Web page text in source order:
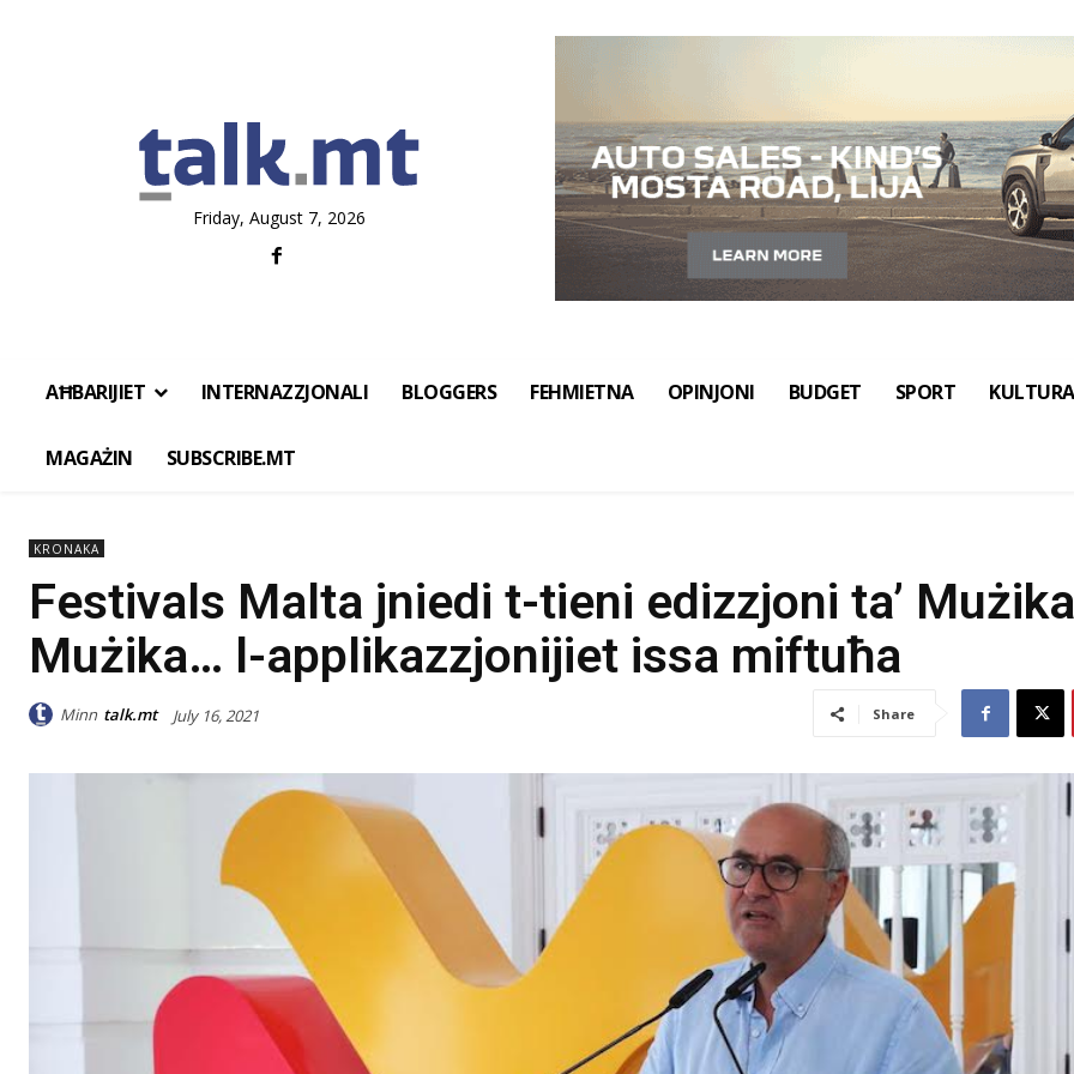
Friday, August 7, 2026
AĦBARIJIET INTERNAZZJONALI BLOGGERS FEHMIETNA OPINJONI BUDGET SPORT KULTURA
MAGAŻIN SUBSCRIBE.MT
KRONAKA
Festivals Malta jniedi t-tieni edizzjoni ta’ Mużika
Mużika… l-applikazzjonijiet issa miftuħa
Minn talk.mt July 16, 2021 Share